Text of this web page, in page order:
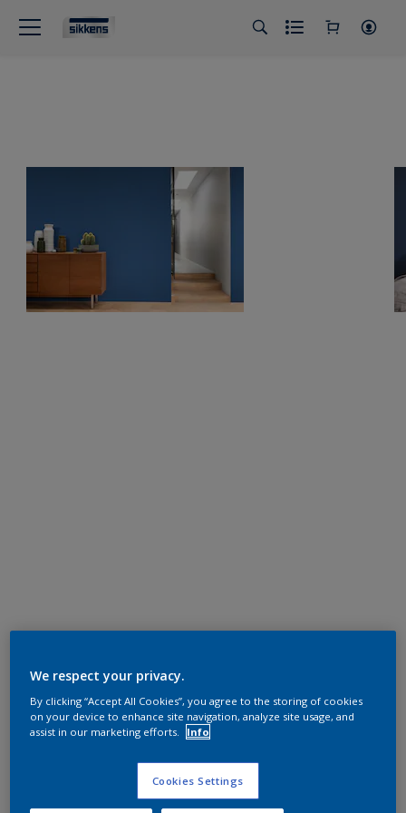
We respect your privacy.
By clicking “Accept All Cookies”, you agree to the storing of cookies
on your device to enhance site navigation, analyze site usage, and
assist in our marketing efforts.
Info
Cookies Settings